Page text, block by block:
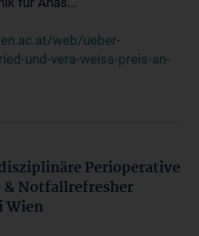
web/ueber-
und-vera-weiss-preis-an-
Perioperative
& Notfallrefresher
Wien